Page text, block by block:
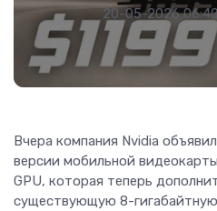
20-05-2026 06:40
Вчера компания Nvidia
версии мобильной
GPU, которая теперь
существующую 8-